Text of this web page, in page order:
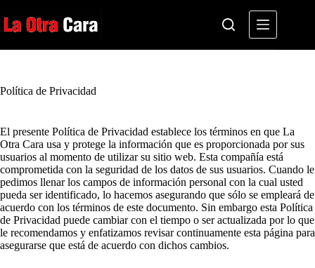
al
contenido
Política de Privacidad
El presente Política de Privacidad establece los términos en que La
Otra Cara usa y protege la información que es proporcionada por sus
usuarios al momento de utilizar su sitio web. Esta compañía está
comprometida con la seguridad de los datos de sus usuarios. Cuando le
pedimos llenar los campos de información personal con la cual usted
pueda ser identificado, lo hacemos asegurando que sólo se empleará de
acuerdo con los términos de este documento. Sin embargo esta Política
de Privacidad puede cambiar con el tiempo o ser actualizada por lo que
le recomendamos y enfatizamos revisar continuamente esta página para
asegurarse que está de acuerdo con dichos cambios.